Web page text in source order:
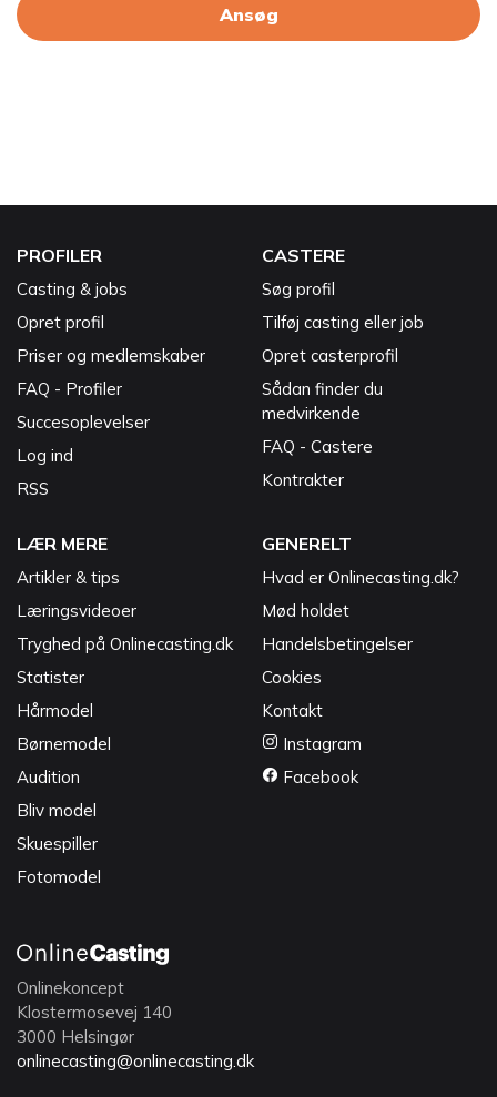
Ansøg
PROFILER
Casting & jobs
Opret profil
Priser og medlemskaber
FAQ - Profiler
Succesoplevelser
Log ind
RSS
CASTERE
Søg profil
Tilføj casting eller job
Opret casterprofil
Sådan finder du
medvirkende
FAQ - Castere
Kontrakter
LÆR MERE
Artikler & tips
Læringsvideoer
Tryghed på Onlinecasting.dk
Statister
Hårmodel
Børnemodel
Audition
Bliv model
Skuespiller
Fotomodel
GENERELT
Hvad er Onlinecasting.dk?
Mød holdet
Handelsbetingelser
Cookies
Kontakt
Instagram
Facebook
Onlinekoncept
Klostermosevej 140
3000 Helsingør
onlinecasting@onlinecasting.dk